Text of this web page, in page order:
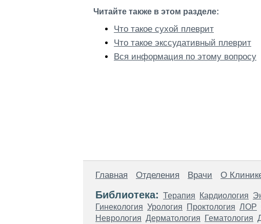
Читайте также в этом разделе:
Что такое сухой плеврит
Что такое экссудативный плеврит
Вся информация по этому вопросу
Главная Отделения Врачи О
Библиотека: Терапия Кардиология
Гинекология Урология Проктология ЛОР
Неврология Дерматология Гематология